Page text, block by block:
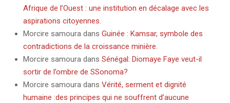
Afrique de l’Ouest : une institution en décalage avec les
aspirations citoyennes.
Morcire samoura dans Guinée : Kamsar, symbole des
contradictions de la croissance minière.
Morcire samoura dans Sénégal: Diomaye Faye veut-il
sortir de l’ombre de SSonoma?
Morcire samoura dans Vérité, serment et dignité
humaine :des principes qui ne souffrent d’aucune